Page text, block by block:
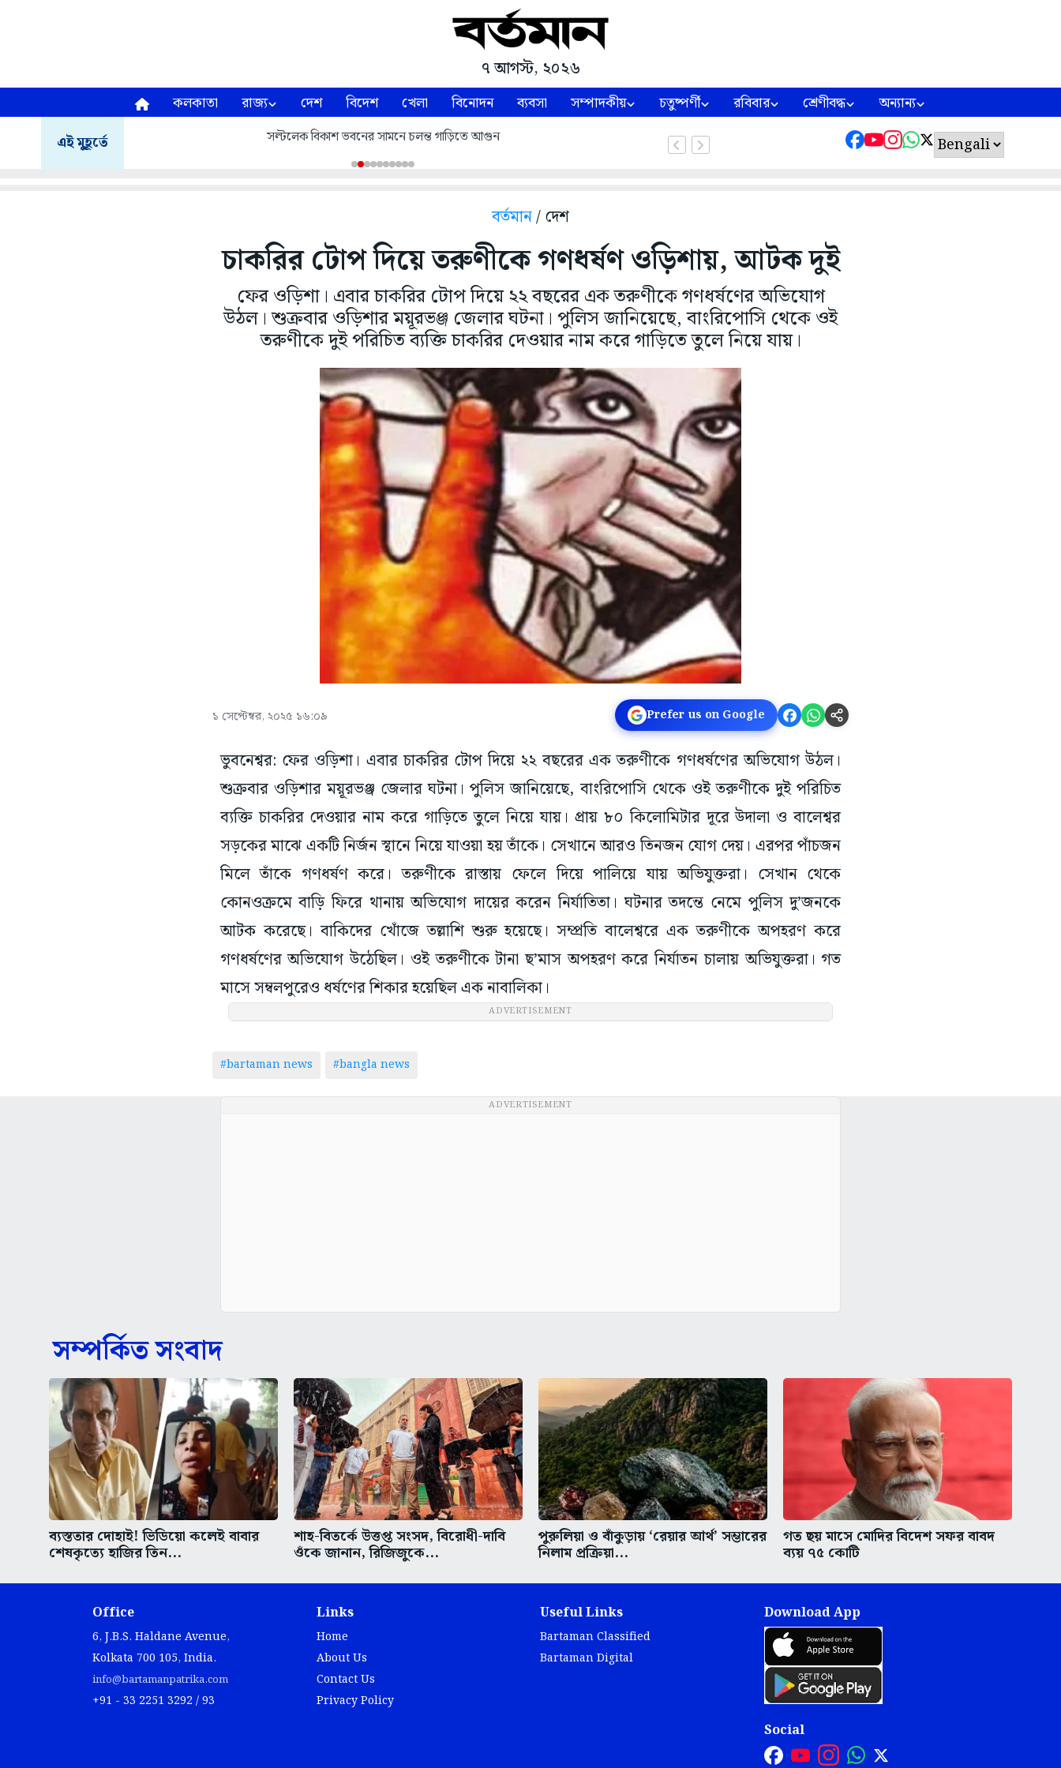
৭ আগস্ট, ২০২৬
কলকাতা রাজ্য দেশ বিদেশ খেলা বিনোদন ব্যবসা সম্পাদকীয় চতুষ্পর্ণী রবিবার শ্রেণীবদ্ধ অন্যান্য
এই মুহূর্তে সল্টলেক বিকাশ ভবনের সামনে চলন্ত গাড়িতে আগুন
বর্তমান/ দেশ
চাকরির টোপ দিয়ে তরুণীকে গণধর্ষণ ওড়িশায়, আটক দুই
ফের ওড়িশা। এবার চাকরির টোপ দিয়ে ২২ বছরের এক তরুণীকে গণধর্ষণের অভিযোগ
উঠল। শুক্রবার ওড়িশার ময়ূরভঞ্জ জেলার ঘটনা। পুলিস জানিয়েছে, বাংরিপোসি থেকে ওই
তরুণীকে দুই পরিচিত ব্যক্তি চাকরির দেওয়ার নাম করে গাড়িতে তুলে নিয়ে যায়।
১ সেপ্টেম্বর, ২০২৫ ১৬:০৯ Prefer us on Google
ভুবনেশ্বর: ফের ওড়িশা। এবার চাকরির টোপ দিয়ে ২২ বছরের এক তরুণীকে গণধর্ষণের অভিযোগ উঠল।
শুক্রবার ওড়িশার ময়ূরভঞ্জ জেলার ঘটনা। পুলিস জানিয়েছে, বাংরিপোসি থেকে ওই তরুণীকে দুই পরিচিত
ব্যক্তি চাকরির দেওয়ার নাম করে গাড়িতে তুলে নিয়ে যায়। প্রায় ৮০ কিলোমিটার দূরে উদালা ও বালেশ্বর
সড়কের মাঝে একটি নির্জন স্থানে নিয়ে যাওয়া হয় তাঁকে। সেখানে আরও তিনজন যোগ দেয়। এরপর পাঁচজন
মিলে তাঁকে গণধর্ষণ করে। তরুণীকে রাস্তায় ফেলে দিয়ে পালিয়ে যায় অভিযুক্তরা। সেখান থেকে
কোনওক্রমে বাড়ি ফিরে থানায় অভিযোগ দায়ের করেন নির্যাতিতা। ঘটনার তদন্তে নেমে পুলিস দু’জনকে
আটক করেছে। বাকিদের খোঁজে তল্লাশি শুরু হয়েছে। সম্প্রতি বালেশ্বরে এক তরুণীকে অপহরণ করে
গণধর্ষণের অভিযোগ উঠেছিল। ওই তরুণীকে টানা ছ’মাস অপহরণ করে নির্যাতন চালায় অভিযুক্তরা। গত
মাসে সম্বলপুরেও ধর্ষণের শিকার হয়েছিল এক নাবালিকা।
ADVERTISEMENT
#bartaman news #bangla news
ADVERTISEMENT
সম্পর্কিত সংবাদ
ব্যস্ততার দোহাই! ভিডিয়ো কলেই বাবার
শেষকৃত্যে হাজির তিন...
শাহ-বিতর্কে উত্তপ্ত সংসদ, বিরোধী-দাবি
ওঁকে জানান, রিজিজুকে...
পুরুলিয়া ও বাঁকুড়ায় ‘রেয়ার আর্থ’ সম্ভারের
নিলাম প্রক্রিয়া...
গত ছয় মাসে মোদির বিদেশ সফর বাবদ
ব্যয় ৭৫ কোটি
Office
6, J.B.S. Haldane Avenue,
Kolkata 700 105, India.
info@bartamanpatrika.com
+91 - 33 2251 3292 / 93
Links
Home
About Us
Contact Us
Privacy Policy
Useful Links
Bartaman Classified
Bartaman Digital
Download App
Social